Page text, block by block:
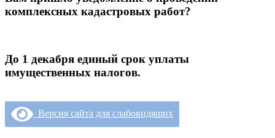
комплексных кадастровых работ?
До 1 декабря единый срок уплаты
имущественных налогов.
Версия сайта для слабовидящих